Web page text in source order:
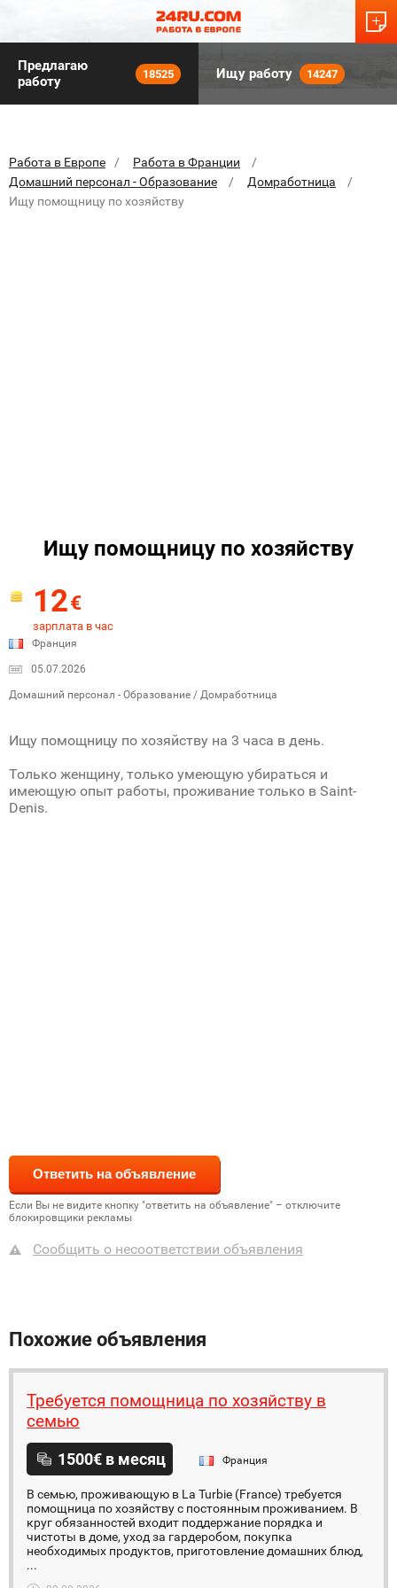
Предлагаю
работу
18525 Ищу работу 14247
Работа в Европе
Работа в Франции
Домашний персонал - Образование
Домработница
Ищу помощницу по хозяйству
Ищу помощницу по хозяйству
12€
зарплата в час
Франция
05.07.2026
Домашний персонал - Образование / Домработница
Ищу помощницу по хозяйству на 3 часа в день.
Только женщину, только умеющую убираться и
имеющую опыт работы, проживание только в Saint-
Denis.
Если Вы не видите кнопку "ответить на объявление" – отключите
блокировщики рекламы
Сообщить о несоответствии объявления
Похожие объявления
Требуется помощница по хозяйству в
семью
1500€ в месяц Франция
В семью, проживающую в La Turbie (France) требуется
помощница по хозяйству с постоянным проживанием. В
круг обязанностей входит поддержание порядка и
чистоты в доме, уход за гардеробом, покупка
необходимых продуктов, приготовление домашних блюд,
...